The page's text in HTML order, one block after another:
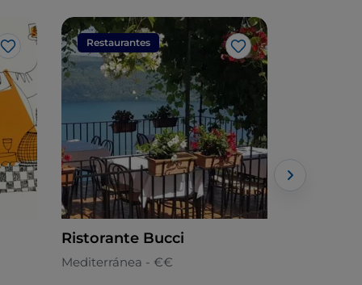
Me gusta
Restaurantes
Me gusta
Ristorante Bucci
Mediterránea - €€